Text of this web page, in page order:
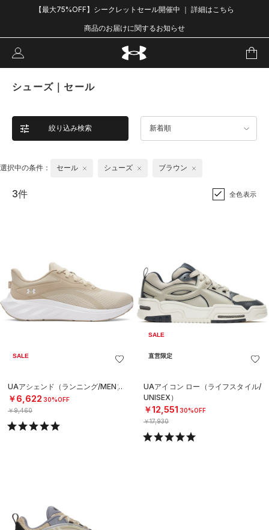
【最大75%OFF】シークレットセール開催中 ｜ 詳細はこちら
商品のお届けに関するお知らせ
シューズ｜セール
絞り込み検索 新着順
選択中の条件： セール シューズ ブラウン
3件 全色表示
SALE
UAアシェンド（ランニング/MEN）
￥6,622 30%OFF
￥9,460
SALE
直営限定
UAアイコン ロー（ライフスタイル/
UNISEX）
￥12,551 30%OFF
￥17,930